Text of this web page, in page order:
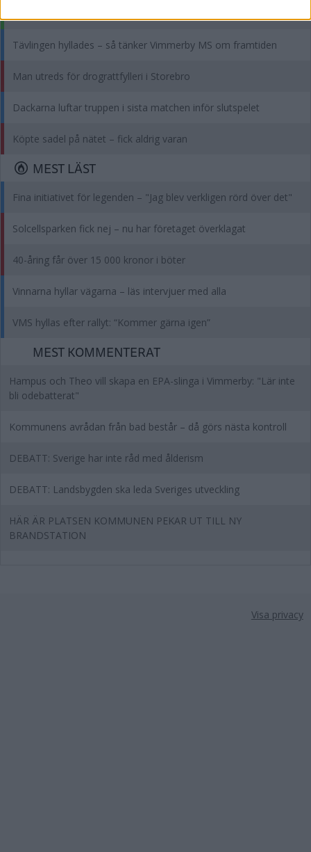
Tävlingen hyllades – så tänker Vimmerby MS om framtiden
Man utreds för drograttfylleri i Storebro
Dackarna luftar truppen i sista matchen inför slutspelet
Köpte sadel på nätet – fick aldrig varan
MEST LÄST
Fina initiativet för legenden – "Jag blev verkligen rörd över det"
Solcellsparken fick nej – nu har företaget överklagat
40-åring får över 15 000 kronor i böter
Vinnarna hyllar vägarna – läs intervjuer med alla
VMS hyllas efter rallyt: “Kommer gärna igen”
MEST KOMMENTERAT
Hampus och Theo vill skapa en EPA-slinga i Vimmerby: "Lär inte
bli odebatterat"
Kommunens avrådan från bad består – då görs nästa kontroll
DEBATT: Sverige har inte råd med ålderism
DEBATT: Landsbygden ska leda Sveriges utveckling
HÄR ÄR PLATSEN KOMMUNEN PEKAR UT TILL NY
BRANDSTATION
Visa privacy